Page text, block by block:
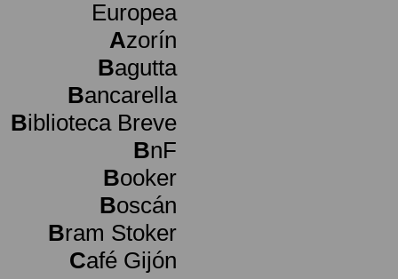
Europea
Azorín
Bagutta
Bancarella
Biblioteca Breve
BnF
Booker
Boscán
Bram Stoker
Café Gijón